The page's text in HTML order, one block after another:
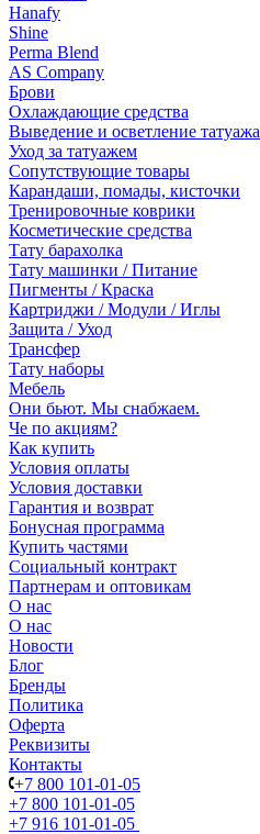
Hanafy
Shine
Perma Blend
AS Company
Брови
Охлаждающие средства
Выведение и осветление татуажа
Уход за татуажем
Сопутствующие товары
Карандаши, помады, кисточки
Тренировочные коврики
Косметические средства
Тату барахолка
Тату машинки / Питание
Пигменты / Краска
Картриджи / Модули / Иглы
Защита / Уход
Трансфер
Тату наборы
Мебель
Они бьют. Мы снабжаем.
Че по акциям?
Как купить
Условия оплаты
Условия доставки
Гарантия и возврат
Бонусная программа
Купить частями
Социальный контракт
Партнерам и оптовикам
О нас
О нас
Новости
Блог
Бренды
Политика
Оферта
Реквизиты
Контакты
+7 800 101-01-05
+7 800 101-01-05
+7 916 101-01-05